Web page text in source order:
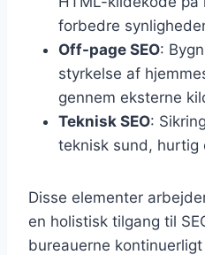
forbedre
Off-page SEO:
styrkelse af
gennem eksterne
Teknisk SEO:
teknisk sund, hurtig
Disse elementer
en holistisk tilgang til
bureauerne